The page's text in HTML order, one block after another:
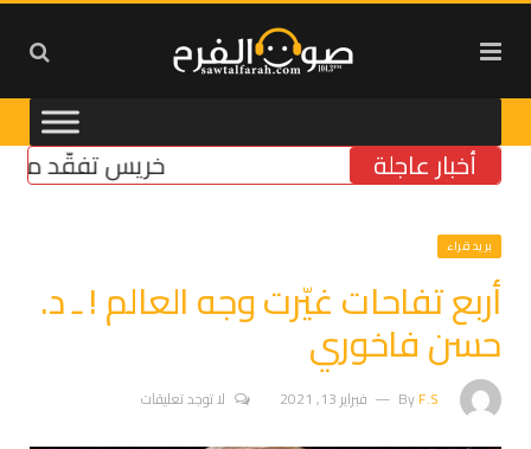
أخبار عاجلة خريس تفقّد مركز
بريد قراء
أربع تفاحات غيّرت وجه العالم ! ـ د.
حسن فاخوري
ByF.S فبراير 13, 2021 لا توجد تعليقات